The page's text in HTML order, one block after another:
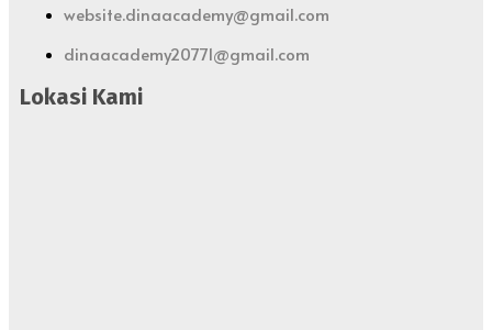
website.dinaacademy@gmail.com
dinaacademy20771@gmail.com
Lokasi Kami